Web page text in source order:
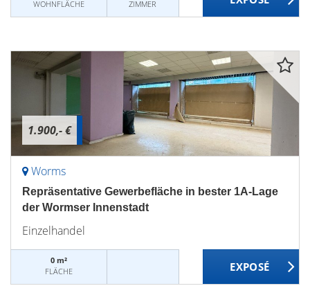
WOHNFLÄCHE ZIMMER
1.900,- €
Worms
Repräsentative Gewerbefläche in bester 1A-Lage
der Wormser Innenstadt
Einzelhandel
0 m²
FLÄCHE